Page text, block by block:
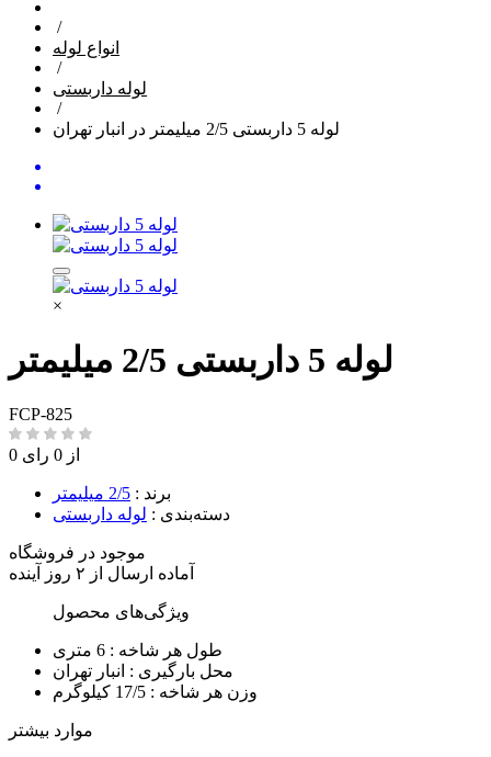
/
انواع لوله
/
لوله داربستی
/
لوله 5 داربستی 2/5 میلیمتر در انبار تهران
×
لوله 5 داربستی 2/5 میلیمتر
FCP-825
0 از 0 رای
برند : 2/5 میلیمتر
دسته‌بندی : لوله داربستی
موجود در فروشگاه
آماده ارسال از ۲ روز آینده
ویژگی‌های محصول
طول هر شاخه : 6 متری
محل بارگیری : انبار تهران
وزن هر شاخه : 17/5 کیلوگرم
موارد بیشتر